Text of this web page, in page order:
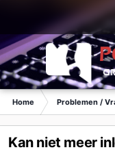
Home Problemen /
Kan niet meer